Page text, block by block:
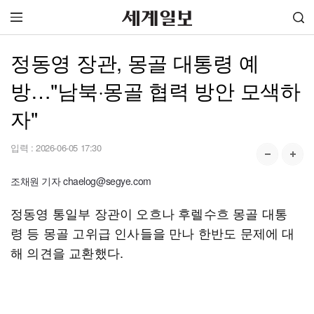
정동영 장관, 몽골 대통령 예
방…"남북·몽골 협력 방안 모색하
자"
입력 : 2026-06-05 17:30
조채원 기자 chaelog@segye.com
정동영 통일부 장관이 오흐나 후렐수흐 몽골 대통
령 등 몽골 고위급 인사들을 만나 한반도 문제에 대
해 의견을 교환했다.